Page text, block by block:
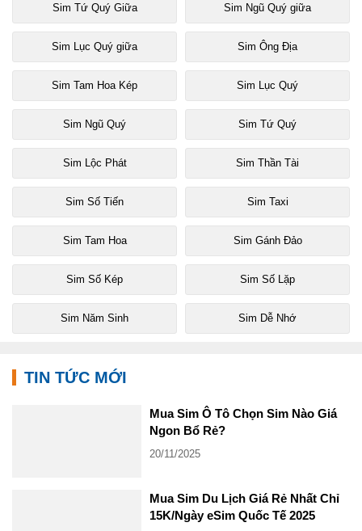
Sim Tứ Quý Giữa Sim Ngũ Quý giữa
Sim Lục Quý giữa Sim Ông Địa
Sim Tam Hoa Kép Sim Lục Quý
Sim Ngũ Quý Sim Tứ Quý
Sim Lộc Phát Sim Thần Tài
Sim Số Tiến Sim Taxi
Sim Tam Hoa Sim Gánh Đảo
Sim Số Kép Sim Số Lặp
Sim Năm Sinh Sim Dễ Nhớ
TIN TỨC MỚI
Mua Sim Ô Tô Chọn Sim Nào Giá
Ngon Bổ Rẻ?
20/11/2025
Mua Sim Du Lịch Giá Rẻ Nhất Chỉ
15K/Ngày eSim Quốc Tế 2025